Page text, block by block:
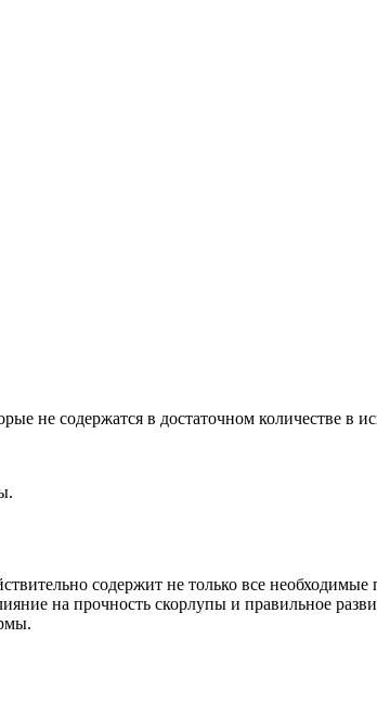
не содержатся в достаточном количестве в
содержит не только все
на прочность скорлупы и правильное